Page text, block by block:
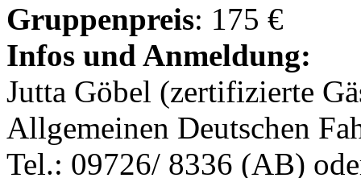
Gruppenpreis: 175 €
Infos und Anmeldung:
Jutta Göbel (zertifizierte
Allgemeinen Deutschen
Tel.: 09726/ 8336 (AB)